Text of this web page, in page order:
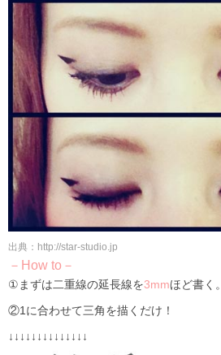
出典：http://star-studio.jp
－How to－
①まずは二重線の延長線を3mmほど書く。
②1に合わせて三角を描くだけ！
↓↓↓↓↓↓↓↓↓↓↓↓↓↓